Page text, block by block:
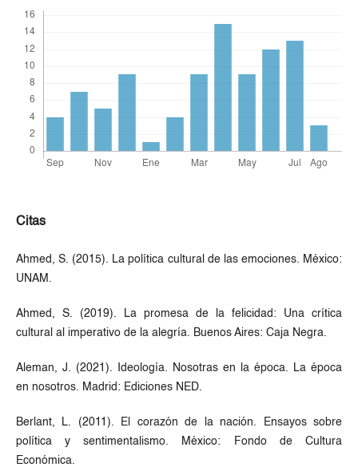
Citas
Ahmed, S. (2015). La política cultural de las emociones. México:
UNAM.
Ahmed, S. (2019). La promesa de la felicidad: Una crítica
cultural al imperativo de la alegría. Buenos Aires: Caja Negra.
Aleman, J. (2021). Ideología. Nosotras en la época. La época
en nosotros. Madrid: Ediciones NED.
Berlant, L. (2011). El corazón de la nación. Ensayos sobre
política y sentimentalismo. México: Fondo de Cultura
Económica.